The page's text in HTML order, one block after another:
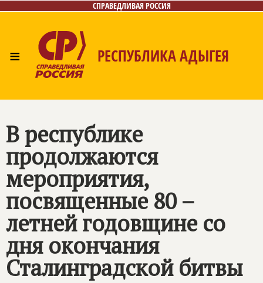
СПРАВЕДЛИВАЯ РОССИЯ
≡ РЕСПУБЛИКА АДЫГЕЯ
В республике
продолжаются
мероприятия,
посвященные 80 –
летней годовщине со
дня окончания
Сталинградской битвы